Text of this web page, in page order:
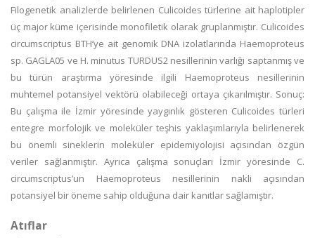
Filogenetik analizlerde belirlenen Culicoides türlerine ait haplotipler
üç major küme içerisinde monofiletik olarak gruplanmıştır. Culicoides
circumscriptus BTH’ye ait genomik DNA izolatlarında Haemoproteus
sp. GAGLA05 ve H. minutus TURDUS2 nesillerinin varlığı saptanmış ve
bu türün araştırma yöresinde ilgili Haemoproteus nesillerinin
muhtemel potansiyel vektörü olabileceği ortaya çıkarılmıştır. Sonuç:
Bu çalışma ile İzmir yöresinde yaygınlık gösteren Culicoides türleri
entegre morfolojik ve moleküler teşhis yaklaşımlarıyla belirlenerek
bu önemli sineklerin moleküler epidemiyolojisi açısından özgün
veriler sağlanmıştır. Ayrıca çalışma sonuçları İzmir yöresinde C.
circumscriptus’un Haemoproteus nesillerinin nakli açısından
potansiyel bir öneme sahip olduğuna dair kanıtlar sağlamıştır.
Atıflar